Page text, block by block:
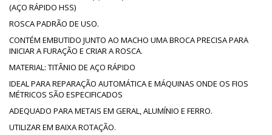
(AÇO RÁPIDO HSS)
ROSCA PADRÃO DE USO.
CONTÉM EMBUTIDO JUNTO AO MACHO UMA BROCA PRECISA PARA
INICIAR A FURAÇÃO E CRIAR A ROSCA.
MATERIAL: TITÂNIO DE AÇO RÁPIDO
IDEAL PARA REPARAÇÃO AUTOMÁTICA E MÁQUINAS ONDE OS FIOS
MÉTRICOS SÃO ESPECIFICADOS
ADEQUADO PARA METAIS EM GERAL, ALUMÍNIO E FERRO.
UTILIZAR EM BAIXA ROTAÇÃO.